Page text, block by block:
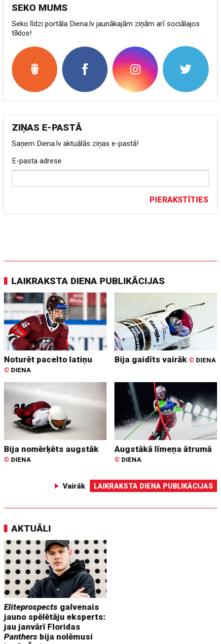
SEKO MUMS
Seko līdzi portāla Diena.lv jaunākajām ziņām arī sociālajos
tīklos!
ZIŅAS E-PASTĀ
Saņem Diena.lv aktuālās ziņas e-pastā!
E-pasta adrese
PIERAKSTĪTIES
LAIKRAKSTA DIENA PUBLIKĀCIJAS
Noturēt pacelto latiņu
© DIENA
Bija gaidīts vairāk © DIENA
Bija nomērķēts augstāk
© DIENA
Augstākā līmeņa ātrumā
© DIENA
Vairāk LAIKRAKSTA DIENA PUBLIKĀCIJAS
AKTUĀLI
Eliteprospects galvenais
jauno spēlētāju eksperts:
jau janvārī Floridas
Panthers bija nolēmusi